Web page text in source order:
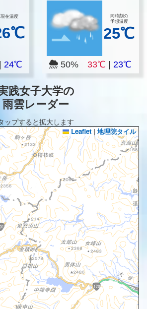
現在温度
24℃
同時刻の
予想温度
25℃
50%33℃ |23℃
践女子大学の
雨雲レーダー
ップすると拡大します
Leaflet | 地理院タイル